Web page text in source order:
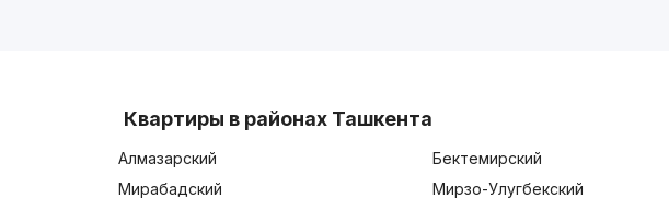
Квартиры в районах Ташкента
Алмазарский Бектемирский
Мирабадский
Мирзо-Улугбекский